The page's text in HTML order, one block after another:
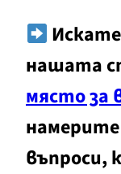
нашата
място за
въпроси,